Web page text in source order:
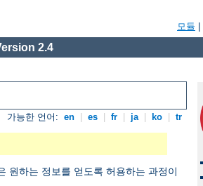
모듈
2.4
가능한 언어: en es fr ja ko tr
원하는 정보를 얻도록 허용하는 과정이